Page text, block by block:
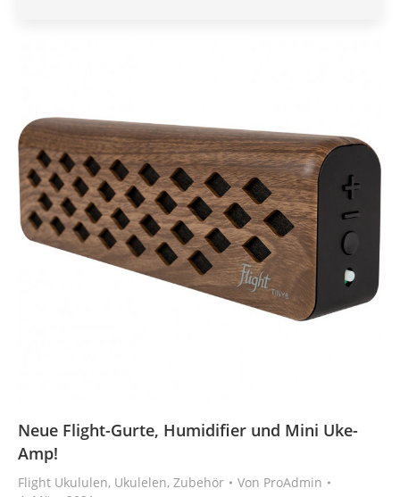
Neue Flight-Gurte, Humidifier und Mini Uke-
Amp!
Flight Ukululen, Ukulelen, Zubehör Von ProAdmin